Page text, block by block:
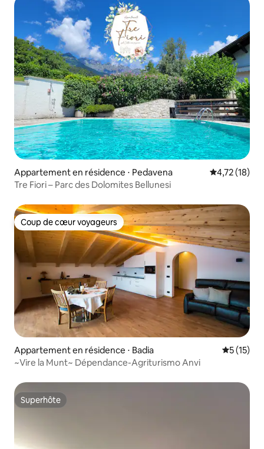
Appartement en résidence ⋅ Pedavena Évaluation
4,72 (18)
Tre Fiori – Parc des Dolomites Bellunesi
Coup de cœur voyageurs
Coup de cœur voyageurs
Appartement en résidence ⋅ Badia
5 (15)
~Vire la Munt~ Dépendance-Agriturismo Anvi
Superhôte
Superhôte